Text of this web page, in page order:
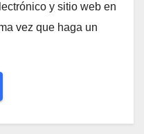
y sitio web en
vez que haga un